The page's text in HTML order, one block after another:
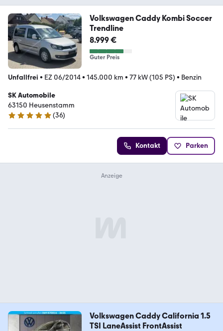
Volkswagen Caddy Kombi Soccer
Trendline
8.999 €
Guter Preis
Unfallfrei • EZ 06/2014• 145.000 km • 77 kW (105 PS) • Benzin
SK Automobile
63150 Heusenstamm
4.8 Sterne
(36)
Kontakt Parken
Volkswagen Caddy California 1.5
TSI LaneAssist FrontAssist